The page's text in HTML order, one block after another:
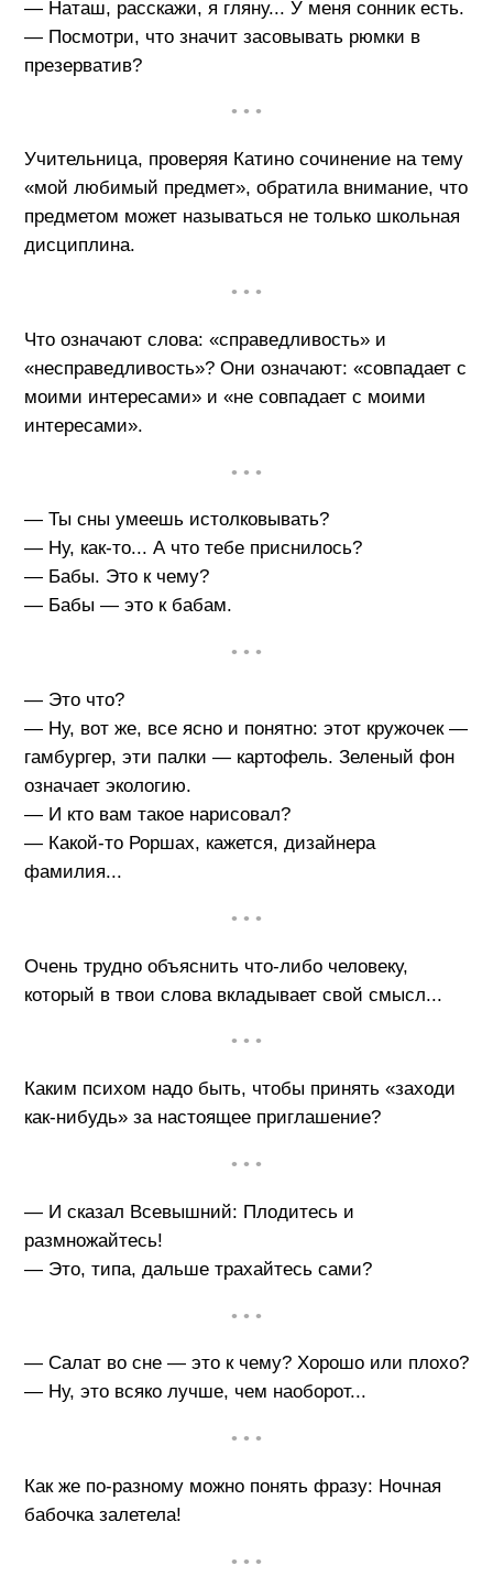
— Наташ, расскажи, я гляну... У меня сонник есть.
— Посмотри, что значит засовывать рюмки в
презерватив?
• • •
Учительница, проверяя Катино сочинение на тему
«мой любимый предмет», обратила внимание, что
предметом может называться не только школьная
дисциплина.
• • •
Что означают слова: «справедливость» и
«несправедливость»? Они означают: «совпадает с
моими интересами» и «не совпадает с моими
интересами».
• • •
— Ты сны умеешь истолковывать?
— Ну, как-то... А что тебе приснилось?
— Бабы. Это к чему?
— Бабы — это к бабам.
• • •
— Это что?
— Ну, вот же, все ясно и понятно: этот кружочек —
гамбургер, эти палки — картофель. Зеленый фон
означает экологию.
— И кто вам такое нарисовал?
— Какой-то Роршах, кажется, дизайнера
фамилия...
• • •
Очень трудно объяснить что-либо человеку,
который в твои слова вкладывает свой смысл...
• • •
Каким психом надо быть, чтобы принять «заходи
как-нибудь» за настоящее приглашение?
• • •
— И сказал Всевышний: Плодитесь и
размножайтесь!
— Это, типа, дальше трахайтесь сами?
• • •
— Салат во сне — это к чему? Хорошо или плохо?
— Ну, это всяко лучше, чем наоборот...
• • •
Как же по-разному можно понять фразу: Ночная
бабочка залетела!
• • •